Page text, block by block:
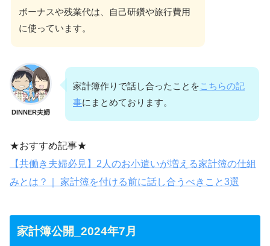
ボーナスや残業代は、自己研鑽や旅行費用
に使っています。
DINNER夫婦
家計簿作りで話し合ったことをこちらの記
事にまとめております。
★おすすめ記事★
【共働き夫婦必見】2人のお小遣いが増える家計簿の仕組
みとは？｜ 家計簿を付ける前に話し合うべきこと3選
家計簿公開_2024年7月